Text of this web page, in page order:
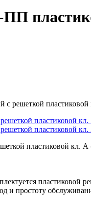
решеткой
пластиковой кл. А
пластиковой
и простоту